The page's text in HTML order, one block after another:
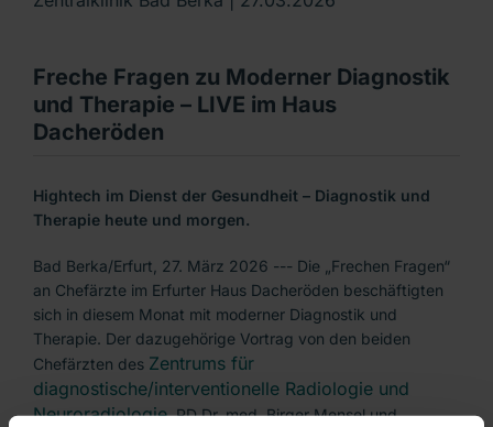
Freche Fragen zu Moderner Diagnostik
und Therapie – LIVE im Haus
Dacheröden
Hightech im Dienst der Gesundheit – Diagnostik und
Therapie heute und morgen.
Bad Berka/Erfurt, 27. März 2026 --- Die „Frechen Fragen“
an Chefärzte im Erfurter Haus Dacheröden beschäftigten
sich in diesem Monat mit moderner Diagnostik und
Therapie. Der dazugehörige Vortrag von den beiden
Chefärzten des Zentrums für
diagnostische/interventionelle Radiologie und
Neuroradiologie, PD Dr. med. Birger Mensel und